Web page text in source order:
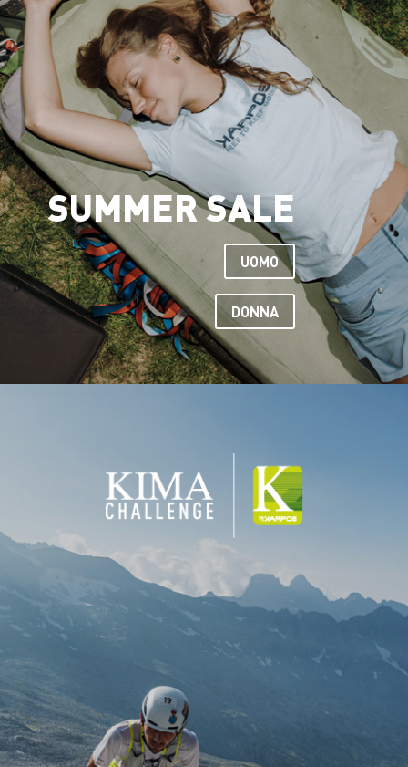
SUMMER SALE
UOMO
DONNA